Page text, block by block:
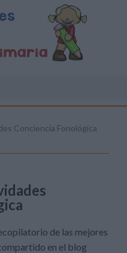
Conciencia Fonológica
de las mejores
en el blog